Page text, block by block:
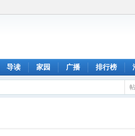
导读 家园 广播 排行榜